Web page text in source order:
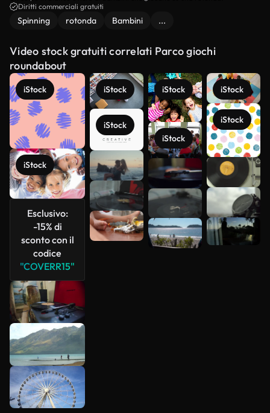
Diritti commerciali gratuiti
Spinning rotonda Bambini ...
Video stock gratuiti correlati Parco giochi
roundabout
iStock
iStock
Esclusivo:
-15% di
sconto con il
codice
"COVERR15"
iStock
iStock
iStock
iStock
iStock
iStock
Scopri di
più